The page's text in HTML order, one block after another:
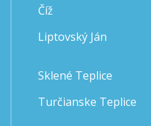
Číž
Liptovský Ján
Sklené Teplice
Turčianske Teplice